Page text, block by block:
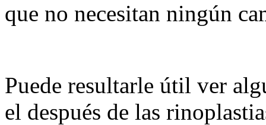
que no necesitan ningún
Puede resultarle útil ver
el después de las